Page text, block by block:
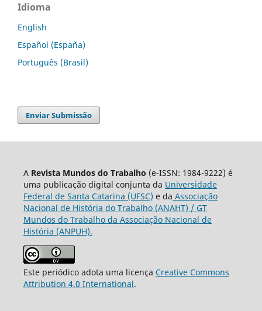
Idioma
English
Español (España)
Português (Brasil)
Enviar Submissão
A Revista Mundos do Trabalho (e-ISSN: 1984-9222) é
uma publicação digital conjunta da Universidade
Federal de Santa Catarina (UFSC) e da Associação
Nacional de História do Trabalho (ANAHT) / GT
Mundos do Trabalho da Associação Nacional de
História (ANPUH).
Este periódico adota uma licença Creative Commons
Attribution 4.0 International.